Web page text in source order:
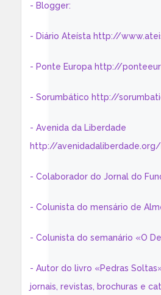
- Blogger:
- Diário Ateísta http://
- Ponte Europa http://
- Sorumbático http://
- Avenida da Liberdade
http://
- Colaborador do Jornal do
- Colunista do mensário de
- Colunista do semanário «O
- Autor do livro «Pedras
jornais, revistas, brochuras e